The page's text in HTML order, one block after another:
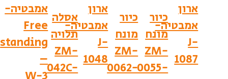
ארון
אמבטיה-
J-
1087
כיור
מונח
ZM-
0055-
כיור
מונח
ZM-
0062-
ארון
אמבטיה-
J-
1048
אסלה
תלויה
ZM-
042C-
אמבטיה-
Free
standing
–